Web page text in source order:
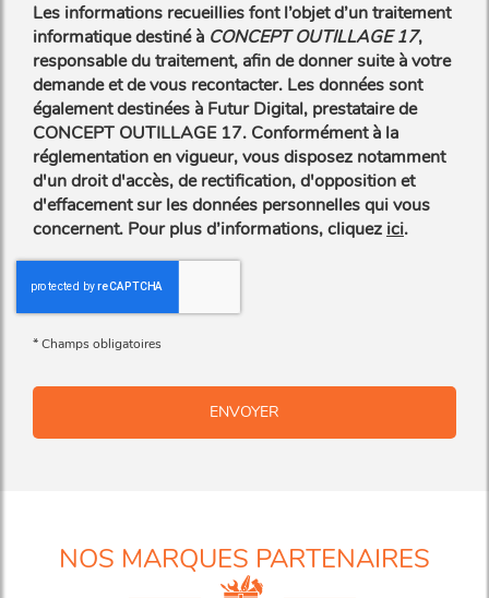
Les informations recueillies font l’objet d’un traitement
informatique destiné à CONCEPT OUTILLAGE 17,
responsable du traitement, afin de donner suite à votre
demande et de vous recontacter. Les données sont
également destinées à Futur Digital, prestataire de
CONCEPT OUTILLAGE 17. Conformément à la
réglementation en vigueur, vous disposez notamment
d'un droit d'accès, de rectification, d'opposition et
d'effacement sur les données personnelles qui vous
concernent. Pour plus d’informations, cliquez ici.
*Champs obligatoires
NOS MARQUES PARTENAIRES